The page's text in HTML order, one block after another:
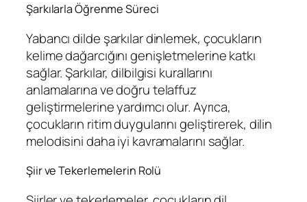
Şarkılarla Öğrenme Süreci
Yabancı dilde şarkılar dinlemek, çocukların
kelime dağarcığını genişletmelerine katkı
sağlar. Şarkılar, dilbilgisi kurallarını
anlamalarına ve doğru telaffuz
geliştirmelerine yardımcı olur. Ayrıca,
çocukların ritim duygularını geliştirerek, dilin
melodisini daha iyi kavramalarını sağlar.
Şiir ve Tekerlemelerin Rolü